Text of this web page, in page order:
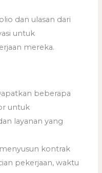
dan ulasan dari
untuk
mereka.
beberapa
untuk
layanan yang
kontrak
pekerjaan, waktu